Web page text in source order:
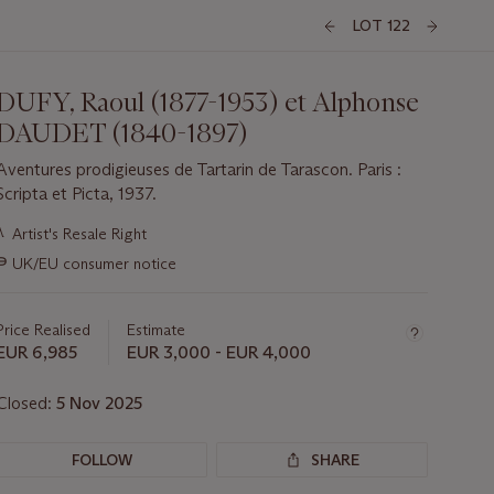
LOT 122
Raoul (1877-1953) et Alphonse
(1840-1897)
prodigieuses de Tartarin de Tarascon. Paris :
et Picta, 1937.
Artist's Resale Right
UK/EU consumer notice
Realised
6,985
Estimate
EUR 3,000 - EUR 4,000
5 Nov 2025
FOLLOW SHARE